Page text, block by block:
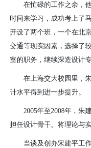
在忙碌的工作之余，
时间来学习，成功考上了
开设了两个班，一个在北
交通等现实因素，选择了
室的职务，继续深造设计专
在上海交大校园里，
计水平得到进一步提升。
2005年至2008年，朱
担任设计骨干。将理论与
当谈及创办宋建平工